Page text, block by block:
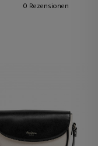
0 Rezensionen